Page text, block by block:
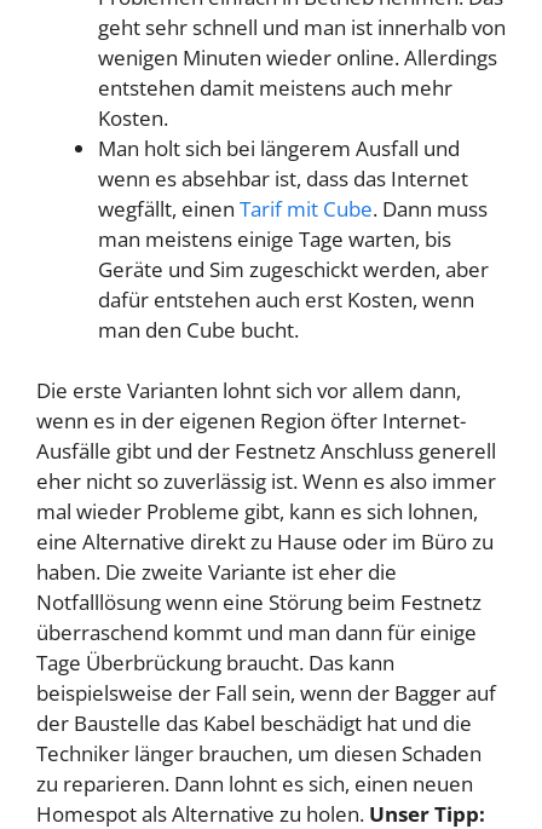
geht sehr schnell und man ist innerhalb von
wenigen Minuten wieder online. Allerdings
entstehen damit meistens auch mehr
Kosten.
Man holt sich bei längerem Ausfall und
wenn es absehbar ist, dass das Internet
wegfällt, einen Tarif mit Cube. Dann muss
man meistens einige Tage warten, bis
Geräte und Sim zugeschickt werden, aber
dafür entstehen auch erst Kosten, wenn
man den Cube bucht.
Die erste Varianten lohnt sich vor allem dann,
wenn es in der eigenen Region öfter Internet-
Ausfälle gibt und der Festnetz Anschluss generell
eher nicht so zuverlässig ist. Wenn es also immer
mal wieder Probleme gibt, kann es sich lohnen,
eine Alternative direkt zu Hause oder im Büro zu
haben. Die zweite Variante ist eher die
Notfalllösung wenn eine Störung beim Festnetz
überraschend kommt und man dann für einige
Tage Überbrückung braucht. Das kann
beispielsweise der Fall sein, wenn der Bagger auf
der Baustelle das Kabel beschädigt hat und die
Techniker länger brauchen, um diesen Schaden
zu reparieren. Dann lohnt es sich, einen neuen
Homespot als Alternative zu holen. Unser Tipp: